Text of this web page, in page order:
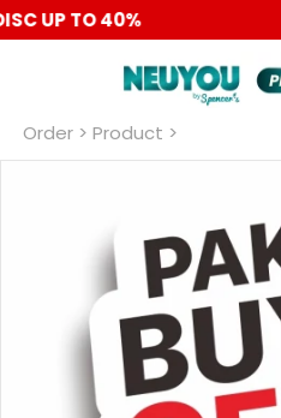
PROMO 6.6 BIG
Order > Product >